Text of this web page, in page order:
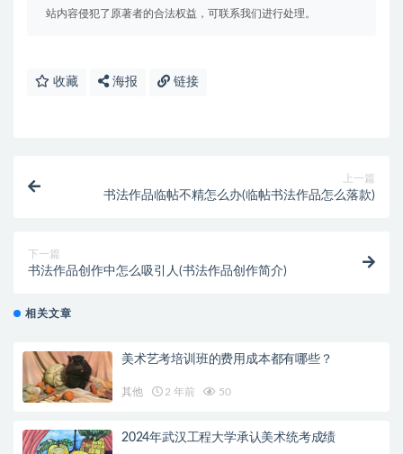
站内容侵犯了原著者的合法权益，可联系我们进行处理。
收藏 海报 链接
上一篇
书法作品临帖不精怎么办(临帖书法作品怎么落款)
下一篇
书法作品创作中怎么吸引人(书法作品创作简介)
相关文章
美术艺考培训班的费用成本都有哪些？
其他 2 年前 50
2024年武汉工程大学承认美术统考成绩